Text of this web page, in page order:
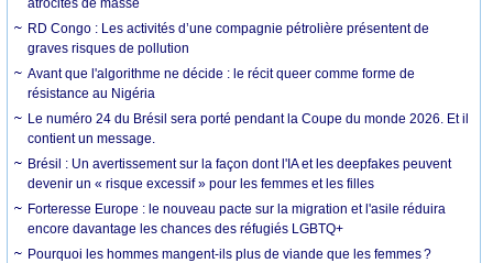
atrocités de masse
RD Congo : Les activités d’une compagnie pétrolière présentent de
graves risques de pollution
Avant que l'algorithme ne décide : le récit queer comme forme de
résistance au Nigéria
Le numéro 24 du Brésil sera porté pendant la Coupe du monde 2026. Et il
contient un message.
Brésil : Un avertissement sur la façon dont l'IA et les deepfakes peuvent
devenir un « risque excessif » pour les femmes et les filles
Forteresse Europe : le nouveau pacte sur la migration et l'asile réduira
encore davantage les chances des réfugiés LGBTQ+
Pourquoi les hommes mangent-ils plus de viande que les femmes ?